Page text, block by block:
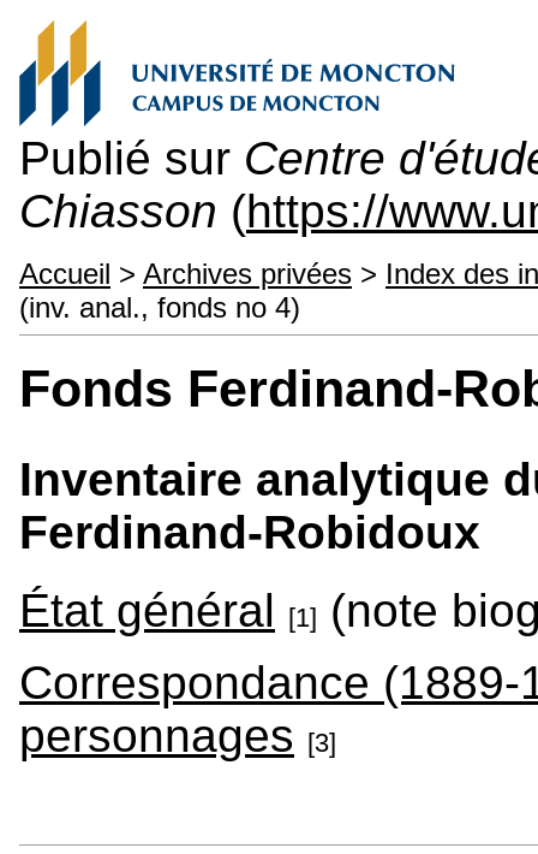
Publié sur Centre
Chiasson (https://
Accueil > Archives privées > Index des
(inv. anal., fonds no 4)
Fonds Ferdinand-
Inventaire analytique
Ferdinand-Robidoux
État général
[1]
(note
Correspondance (1889-
personnages
[3]